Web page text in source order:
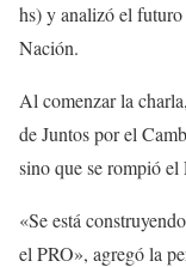
hs) y analizó el
Nación.
Al comenzar la
de Juntos por el
sino que se rompió el
«Se está
el PRO», agregó la